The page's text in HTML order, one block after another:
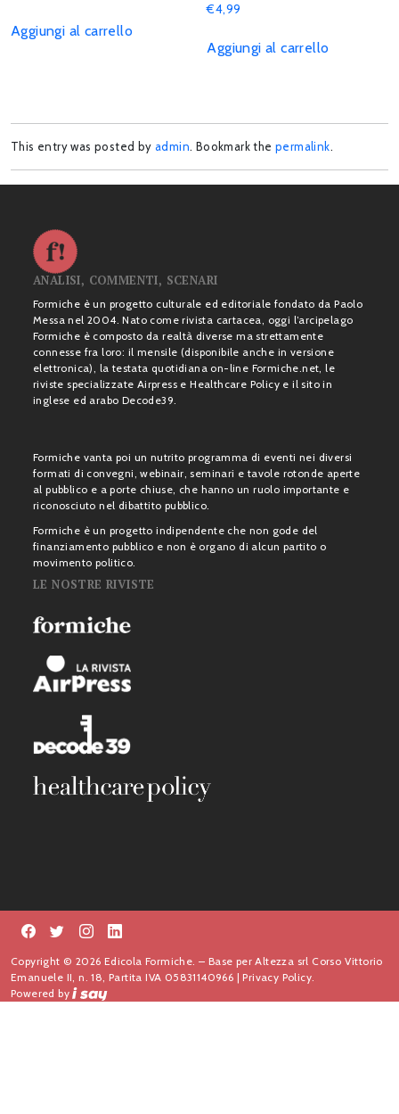
Aggiungi al carrello
€4,99
Aggiungi al carrello
This entry was posted by admin. Bookmark thepermalink.
ANALISI, COMMENTI, SCENARI
Formiche è un progetto culturale ed editoriale fondato da Paolo
Messa nel 2004. Nato come rivista cartacea, oggi l’arcipelago
Formiche è composto da realtà diverse ma strettamente
connesse fra loro: il mensile (disponibile anche in versione
elettronica), la testata quotidiana on-line Formiche.net, le
riviste specializzate Airpress e Healthcare Policy e il sito in
inglese ed arabo Decode39.
Formiche vanta poi un nutrito programma di eventi nei diversi
formati di convegni, webinair, seminari e tavole rotonde aperte
al pubblico e a porte chiuse, che hanno un ruolo importante e
riconosciuto nel dibattito pubblico.
Formiche è un progetto indipendente che non gode del
finanziamento pubblico e non è organo di alcun partito o
movimento politico.
LE NOSTRE RIVISTE
Copyright © 2026 Edicola Formiche. – Base per Altezza srl Corso Vittorio
Emanuele II, n. 18, Partita IVA 05831140966 |Privacy Policy.
Powered by